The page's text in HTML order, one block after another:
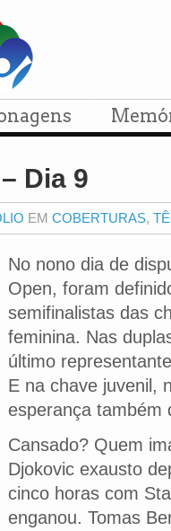
Dia 9
EM COBERTURAS,
No nono dia de
Open, foram
semifinalistas das
feminina. Nas
último
E na chave juvenil,
esperança também
Cansado? Quem
Djokovic exausto
cinco horas com
enganou. Tomas